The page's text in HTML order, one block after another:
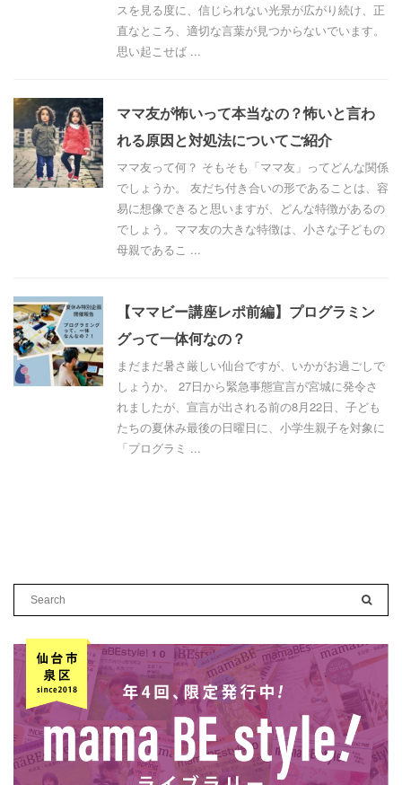
スを見る度に、信じられない光景が広がり続け、正
直なところ、適切な言葉が見つからないでいます。
思い起こせば ...
ママ友が怖いって本当なの？怖いと言わ
れる原因と対処法についてご紹介
ママ友って何？ そもそも「ママ友」ってどんな関係
でしょうか。 友だち付き合いの形であることは、容
易に想像できると思いますが、どんな特徴があるの
でしょう。ママ友の大きな特徴は、小さな子どもの
母親であるこ ...
【ママビー講座レポ前編】プログラミン
グって一体何なの？
まだまだ暑さ厳しい仙台ですが、いかがお過ごしで
しょうか。 27日から緊急事態宣言が宮城に発令さ
れましたが、宣言が出される前の8月22日、子ども
たちの夏休み最後の日曜日に、小学生親子を対象に
「プログラミ ...